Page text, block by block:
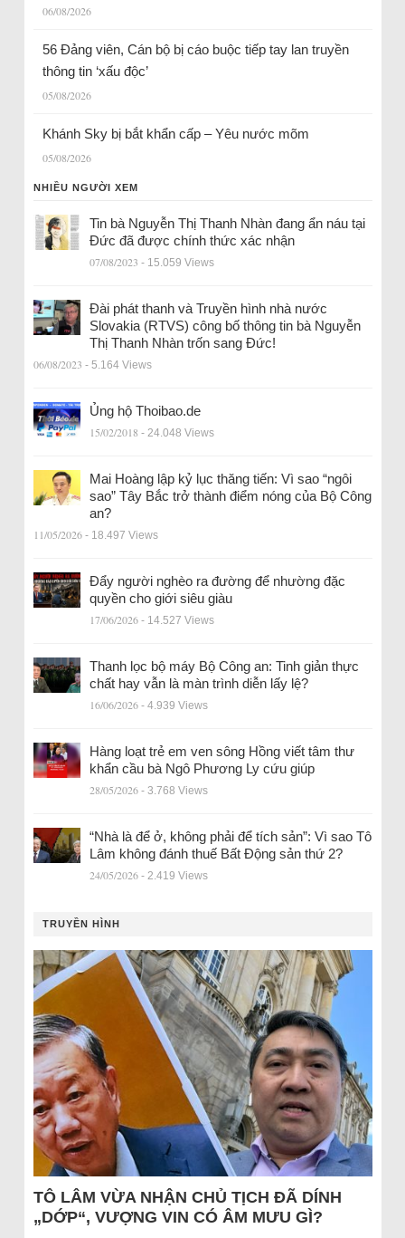
06/08/2026
56 Đảng viên, Cán bộ bị cáo buộc tiếp tay lan truyền
thông tin ‘xấu độc’
05/08/2026
Khánh Sky bị bắt khẩn cấp – Yêu nước mõm
05/08/2026
NHIỀU NGƯỜI XEM
Tin bà Nguyễn Thị Thanh Nhàn đang ẩn náu tại
Đức đã được chính thức xác nhận
07/08/2023 - 15.059 Views
Đài phát thanh và Truyền hình nhà nước
Slovakia (RTVS) công bố thông tin bà Nguyễn
Thị Thanh Nhàn trốn sang Đức!
06/08/2023 - 5.164 Views
Ủng hộ Thoibao.de
15/02/2018 - 24.048 Views
Mai Hoàng lập kỷ lục thăng tiến: Vì sao “ngôi
sao” Tây Bắc trở thành điểm nóng của Bộ Công
an?
11/05/2026 - 18.497 Views
Đẩy người nghèo ra đường để nhường đặc
quyền cho giới siêu giàu
17/06/2026 - 14.527 Views
Thanh lọc bộ máy Bộ Công an: Tinh giản thực
chất hay vẫn là màn trình diễn lấy lệ?
16/06/2026 - 4.939 Views
Hàng loạt trẻ em ven sông Hồng viết tâm thư
khẩn cầu bà Ngô Phương Ly cứu giúp
28/05/2026 - 3.768 Views
“Nhà là để ở, không phải để tích sản”: Vì sao Tô
Lâm không đánh thuế Bất Động sản thứ 2?
24/05/2026 - 2.419 Views
TRUYỀN HÌNH
TÔ LÂM VỪA NHẬN CHỦ TỊCH ĐÃ DÍNH
„DỚP“, VƯỢNG VIN CÓ ÂM MƯU GÌ?